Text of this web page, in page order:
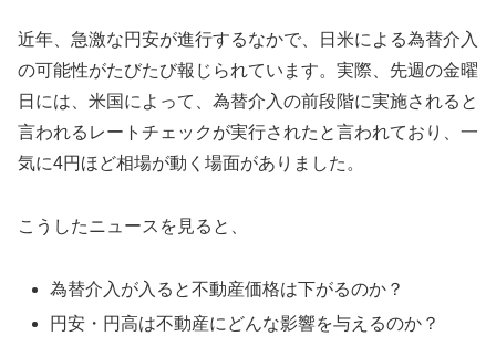
近年、急激な円安が進行するなかで、日米による為替介入
の可能性がたびたび報じられています。実際、先週の金曜
日には、米国によって、為替介入の前段階に実施されると
言われるレートチェックが実行されたと言われており、一
気に4円ほど相場が動く場面がありました。
こうしたニュースを見ると、
為替介入が入ると不動産価格は下がるのか？
円安・円高は不動産にどんな影響を与えるのか？